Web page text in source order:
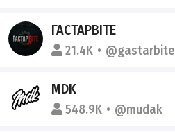
ГАСТАРBITE
21.4K @gastarbite
MDK
548.9K @mudak